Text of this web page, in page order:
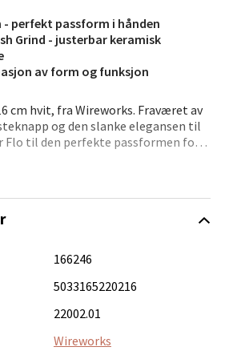
- perfekt passform i hånden
Grind - justerbar keramisk
av form og funksjon
cm hvit, fra Wireworks. Fraværet av
og den slanke elegansen til
til den perfekte passformen for
danske "Crush Grind",
forbedrer kvernens utseende.
plassert midt i en
Hjort, villsvin, boblende kildevann
sin ingeniørkunst. Dreiebenkene
og kvaliteten de oppnår høyest.
166246
5033165220216
22002.01
Wireworks
Senter
vei 52, 5147 Fyllingsdalen
Velg
3, 7340 Oppdal